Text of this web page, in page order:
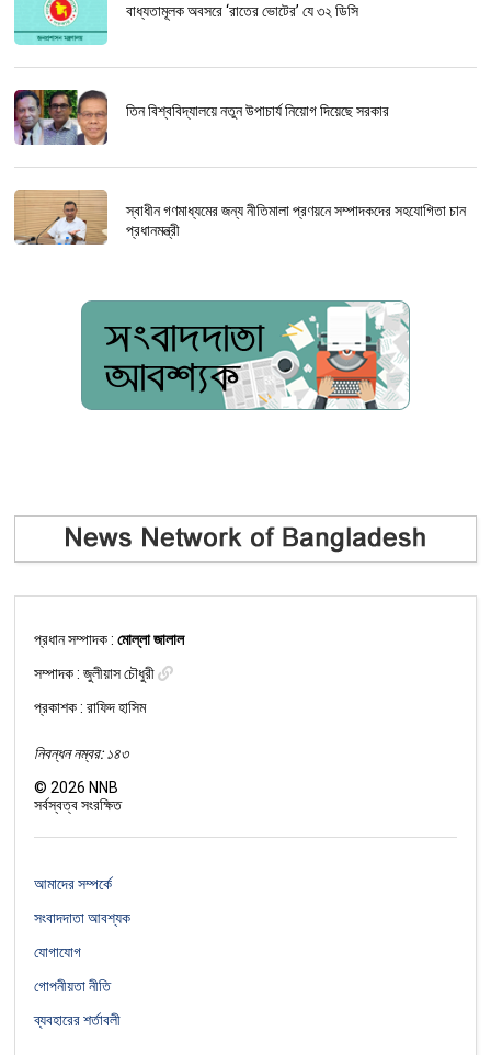
বাধ্যতামূলক অবসরে ‘রাতের ভোটের’ যে ৩২ ডিসি
তিন বিশ্ববিদ্যালয়ে নতুন উপাচার্য নিয়োগ দিয়েছে সরকার
স্বাধীন গণমাধ্যমের জন্য নীতিমালা প্রণয়নে সম্পাদকদের সহযোগিতা চান
প্রধানমন্ত্রী
প্রধান সম্পাদক :মোল্লা জালাল
সম্পাদক :জুলীয়াস চৌধুরী
প্রকাশক : রাফিদ হাসিম
নিবন্ধন নম্বর: ১৪৩
©2026 NNB
সর্বস্বত্ব সংরক্ষিত
আমাদের সম্পর্কে
সংবাদদাতা আবশ্যক
যোগাযোগ
গোপনীয়তা নীতি
ব্যবহারের শর্তাবলী